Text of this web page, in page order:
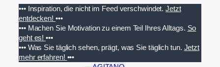
Inhalt
springen
••• Inspiration, die nicht im Feed verschwindet. Jetzt
entdecken! •••
••• Machen Sie Motivation zu einem Teil Ihres Alltags. So
geht es!•••
••• Was Sie täglich sehen, prägt, was Sie täglich tun. Jetzt
mehr erfahren! •••